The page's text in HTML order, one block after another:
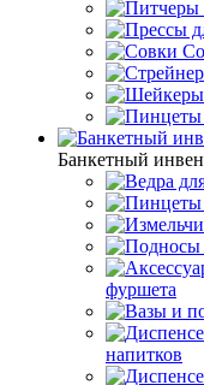
Банкетный
фуршета
напитков